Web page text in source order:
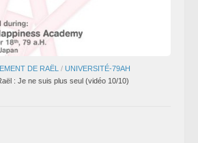
DE RAËL / UNIVERSITÉ-79AH
: Je ne suis plus seul (vidéo 10/10)